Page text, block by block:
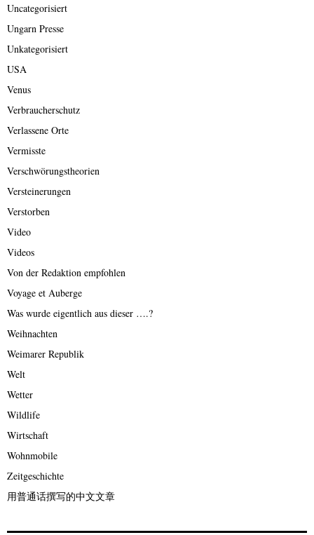
Uncategorisiert
Ungarn Presse
Unkategorisiert
USA
Venus
Verbraucherschutz
Verlassene Orte
Vermisste
Verschwörungstheorien
Versteinerungen
Verstorben
Video
Videos
Von der Redaktion empfohlen
Voyage et Auberge
Was wurde eigentlich aus dieser ….?
Weihnachten
Weimarer Republik
Welt
Wetter
Wildlife
Wirtschaft
Wohnmobile
Zeitgeschichte
用普通话撰写的中文文章